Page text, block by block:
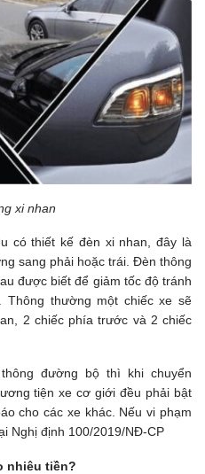
xi nhan
có thiết kế đèn xi nhan, đây là
sang phải hoặc trái. Đèn thông
được biết để giảm tốc độ tránh
Thông thường một chiếc xe sẽ
2 chiếc phía trước và 2 chiếc
đường bộ thì khi chuyển
tiện xe cơ giới đều phải bật
cho các xe khác. Nếu vi phạm
Nghị định 100/2019/NĐ-CP
nhiêu tiền?